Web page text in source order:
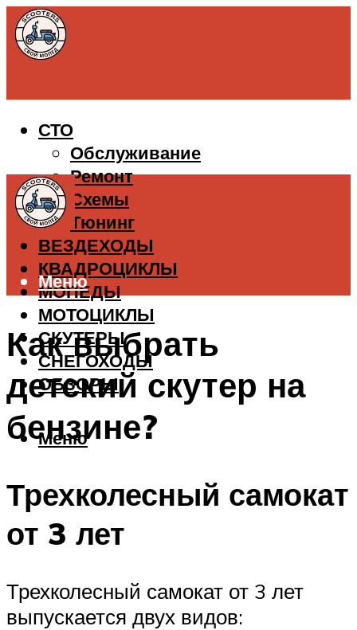
СТО
Обслуживание
Ремонт
Схемы
Тюнинг
ВЕЗДЕХОДЫ
КВАДРОЦИКЛЫ
МОПЕДЫ
МОТОЦИКЛЫ
СКУТЕРЫ
СНЕГОХОДЫ
ОБЗОРЫ
Меню
Меню
Как выбрать
детский скутер на
бензине?
Трехколесный самокат
от 3 лет
Трехколесный самокат от 3 лет
выпускается двух видов: